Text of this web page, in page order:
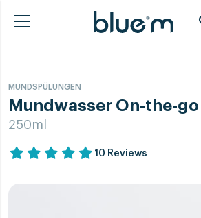
MUNDSPÜLUNGEN
Mundwasser On-the-go
250ml
10 Reviews